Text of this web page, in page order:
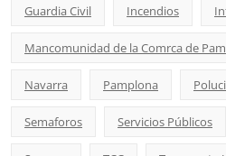
Guardia Civil Incendios
Mancomunidad de la Comrca de
Navarra Pamplona
Semaforos Servicios Públicos